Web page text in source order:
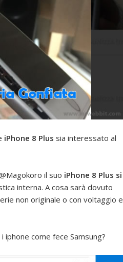
iPhone 8 Plus sia interessato al
il suo iPhone 8 Plus si
interna. A cosa sarà dovuto
non originale o con voltaggio e
iphone come fece Samsung?